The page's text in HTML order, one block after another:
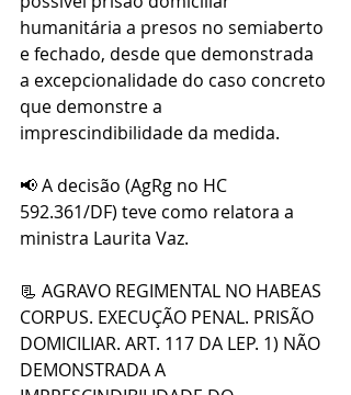
humanitária a presos no semiaberto
e fechado, desde que demonstrada
a excepcionalidade do caso concreto
que demonstre a
imprescindibilidade da medida.
📢 A decisão (AgRg no HC
592.361/DF) teve como relatora a
ministra Laurita Vaz.
📃 AGRAVO REGIMENTAL NO HABEAS
CORPUS. EXECUÇÃO PENAL. PRISÃO
DOMICILIAR. ART. 117 DA LEP. 1) NÃO
DEMONSTRADA A